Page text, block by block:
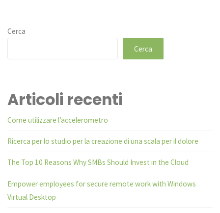
Cerca
Cerca
Articoli recenti
Come utilizzare l’accelerometro
Ricerca per lo studio per la creazione di una scala per il dolore
The Top 10 Reasons Why SMBs Should Invest in the Cloud
Empower employees for secure remote work with Windows
Virtual Desktop